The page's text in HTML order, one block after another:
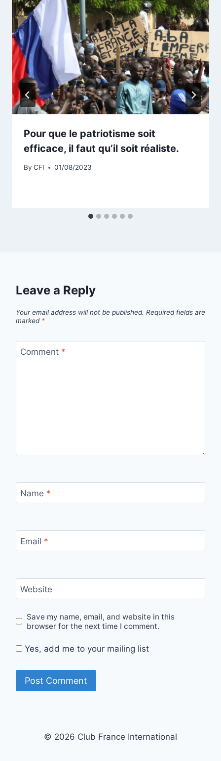
Pour que le patriotisme soit
efficace, il faut qu’il soit réaliste.
By CFI 01/08/2023
Leave a Reply
Your email address will not be published. Required fields are
marked *
Comment *
Name *
Email *
Website
Save my name, email, and website in this
browser for the next time I comment.
Yes, add me to your mailing list
© 2026 Club France International